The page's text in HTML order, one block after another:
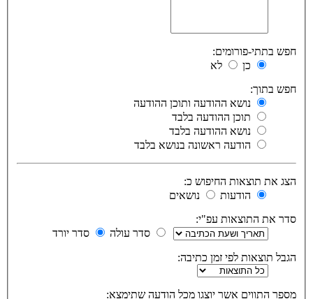
חפש בתתי-פורומים:
כן
לא
חפש בתוך:
נושא ההודעה ותוכן ההודעה
תוכן ההודעה בלבד
נושא ההודעה בלבד
הודעה ראשונה בנושא בלבד
הצג את תוצאות החיפוש כ:
הודעות
נושאים
סדר את התוצאות עפ"י:
סדר עולה
סדר יורד
הגבל תוצאות לפי זמן כתיבה:
מספר התווים אשר יוצגו מכל הודעה שתימצא: